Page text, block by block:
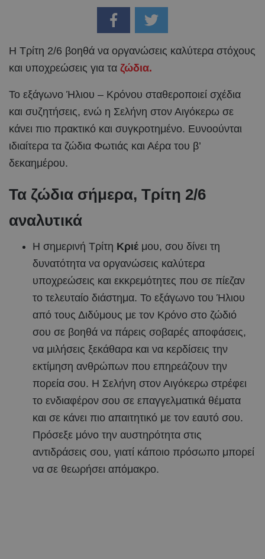
Η Τρίτη 2/6 βοηθά να οργανώσεις καλύτερα στόχους
και υποχρεώσεις για τα ζώδια.
Το εξάγωνο Ήλιου – Κρόνου σταθεροποιεί σχέδια
και συζητήσεις, ενώ η Σελήνη στον Αιγόκερω σε
κάνει πιο πρακτικό και συγκροτημένο. Ευνοούνται
ιδιαίτερα τα ζώδια Φωτιάς και Αέρα του β’
δεκαημέρου.
Τα ζώδια σήμερα, Τρίτη 2/6
αναλυτικά
Η σημερινή Τρίτη Κριέ μου, σου δίνει τη
δυνατότητα να οργανώσεις καλύτερα
υποχρεώσεις και εκκρεμότητες που σε πίεζαν
το τελευταίο διάστημα. Το εξάγωνο του Ήλιου
από τους Διδύμους με τον Κρόνο στο ζώδιό
σου σε βοηθά να πάρεις σοβαρές αποφάσεις,
να μιλήσεις ξεκάθαρα και να κερδίσεις την
εκτίμηση ανθρώπων που επηρεάζουν την
πορεία σου. Η Σελήνη στον Αιγόκερω στρέφει
το ενδιαφέρον σου σε επαγγελματικά θέματα
και σε κάνει πιο απαιτητικό με τον εαυτό σου.
Πρόσεξε μόνο την αυστηρότητα στις
αντιδράσεις σου, γιατί κάποιο πρόσωπο μπορεί
να σε θεωρήσει απόμακρο.